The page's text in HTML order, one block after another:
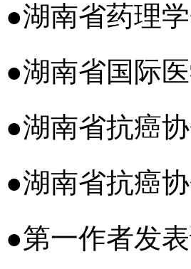
●湖南省药理
●湖南省国际
●湖南省抗癌
●湖南省抗癌
●第一作者发